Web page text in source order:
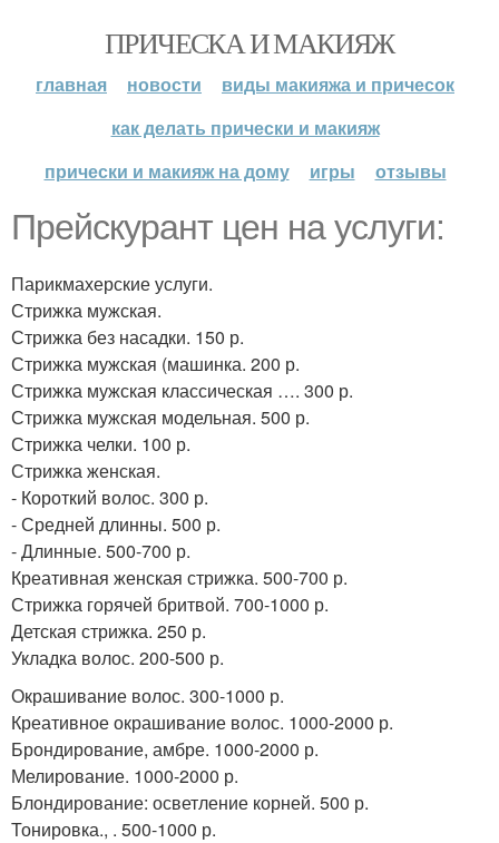
ПРИЧЕСКА И МАКИЯЖ
главная новости
виды макияжа и причесок
как делать прически и макияж
прически и макияж на дому
игры отзывы
Прейскурант цен на услуги:
Парикмахерские услуги.
Стрижка мужская.
Стрижка без насадки. 150 р.
Стрижка мужская (машинка. 200 р.
Стрижка мужская классическая …. 300 р.
Стрижка мужская модельная. 500 р.
Стрижка челки. 100 р.
Стрижка женская.
- Короткий волос. 300 р.
- Средней длинны. 500 р.
- Длинные. 500-700 р.
Креативная женская стрижка. 500-700 р.
Стрижка горячей бритвой. 700-1000 р.
Детская стрижка. 250 р.
Укладка волос. 200-500 р.
Окрашивание волос. 300-1000 р.
Креативное окрашивание волос. 1000-2000 р.
Брондирование, амбре. 1000-2000 р.
Мелирование. 1000-2000 р.
Блондирование: осветление корней. 500 р.
Тонировка., . 500-1000 р.